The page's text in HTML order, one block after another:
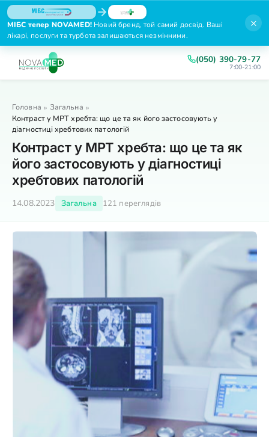
МІБС тепер NOVAMED!Новий бренд, той самий досвід. Ваші
лікарі, послуги та турбота залишаються незмінними.
×
(050) 390-79-77
7:00-21:00
Головна » Загальна »
Контраст у МРТ хребта: що це та як його застосовують у
діагностиці хребтових патологій
Контраст у МРТ хребта: що це та як
його застосовують у діагностиці
хребтових патологій
14.08.2023 Загальна 121 переглядів